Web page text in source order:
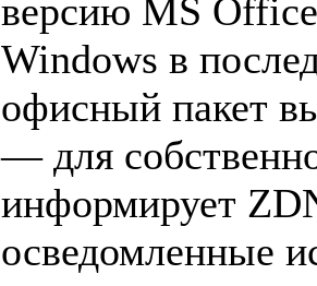
версию MS
Windows в
офисный пакет
— для
информирует
осведомленные